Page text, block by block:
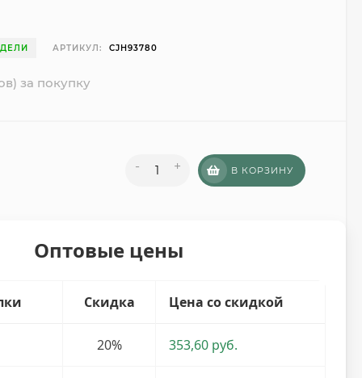
АРТИКУЛ: CJH93780
за покупку
- + В КОРЗИНУ
Оптовые цены
Скидка Цена со скидкой
20% 353,60 руб.